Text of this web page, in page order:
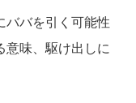
ババを引く可能性
意味、駆け出しに